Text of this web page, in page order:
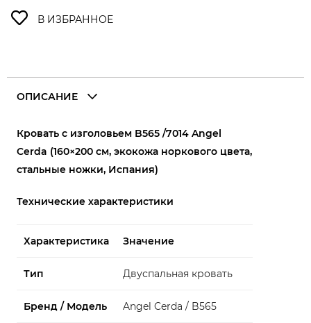
ОПИСАНИЕ
Кровать с изголовьем B565 /7014 Angel
Cerda (160×200 см, экокожа норкового цвета,
стальные ножки, Испания)
Технические характеристики
Характеристика Значение
Тип Двуспальная кровать
Бренд / Модель Angel Cerda / B565